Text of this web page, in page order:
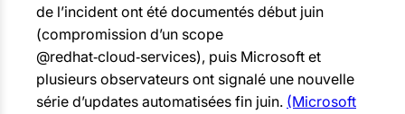
de l’incident ont été documentés début juin
(compromission d’un scope
@redhat‑cloud‑services), puis Microsoft et
plusieurs observateurs ont signalé une nouvelle
série d’updates automatisées fin juin. (Microsoft